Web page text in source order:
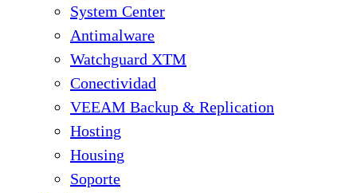
System Center
Antimalware
Watchguard XTM
Conectividad
VEEAM Backup & Replication
Hosting
Housing
Soporte